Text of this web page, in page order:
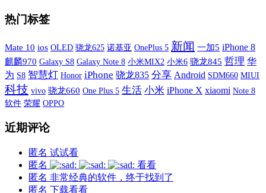
热门标签
Mate 10 ios OLED 骁龙625 诺基亚 OnePlus 5 新闻 一加5 iPhone 8
麒麟970 Galaxy S8 Galaxy Note 8 小米MIX2 小米6 骁龙845 哲理 华
为 S8 智慧灯 Honor iPhone 骁龙835 分享 Android SDM660 MIUI
科技 vivo 骁龙660 One Plus 5 生活 小米 iPhone X xiaomi Note 8
软件 荣耀 OPPO
近期评论
匿名 试试看
匿名
看看
匿名 非常经典的软件，终于找到了
匿名 下载看看